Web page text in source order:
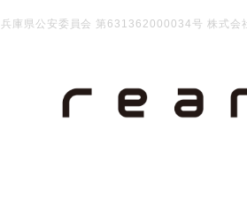
兵庫県公安委員会 第631362000034号 株式会